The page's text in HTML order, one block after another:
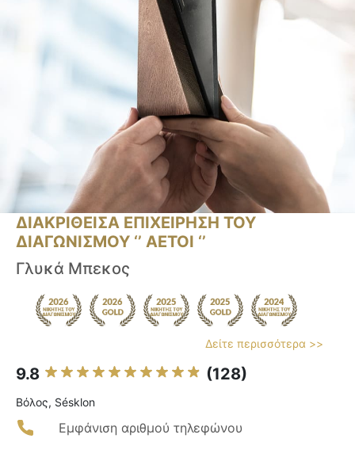
ΔΙΑΚΡΙΘΕΙΣΑ ΕΠΙΧΕΙΡΗΣΗ ΤΟΥ
ΔΙΑΓΩΝΙΣΜΟΥ ‘’ ΑΕΤΟΙ ‘’
Γλυκά Μπεκος
Δείτε περισσότερα >>
9.8 (128)
Βόλος, Sésklon
Εμφάνιση αριθμού τηλεφώνου